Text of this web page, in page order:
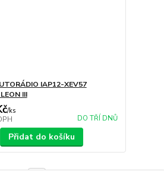
IAP12-XEV57
III
/ks
DO TŘÍ DNŮ
Přidat do košíku